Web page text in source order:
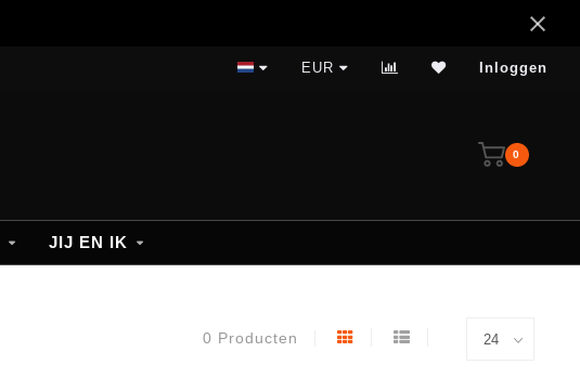
14 dagen bedenktijd
EUR Inloggen
0
JIJ EN IK
0 Producten